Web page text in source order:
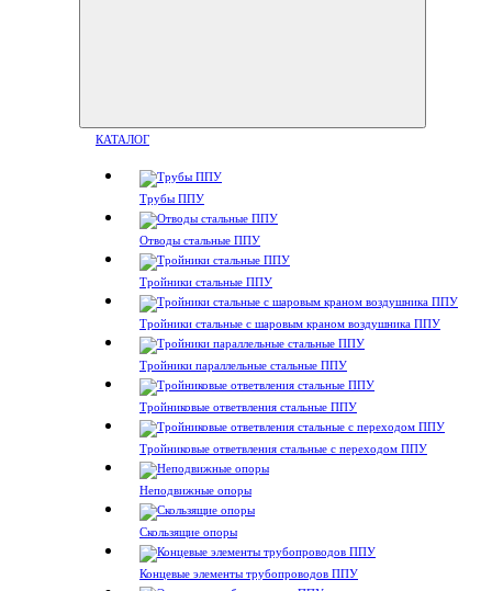
КАТАЛОГ
Трубы ППУ
Отводы стальные ППУ
Тройники стальные ППУ
Тройники стальные с шаровым краном воздушника ППУ
Тройники параллельные стальные ППУ
Тройниковые ответвления стальные ППУ
Тройниковые ответвления стальные с переходом ППУ
Неподвижные опоры
Скользящие опоры
Концевые элементы трубопроводов ППУ